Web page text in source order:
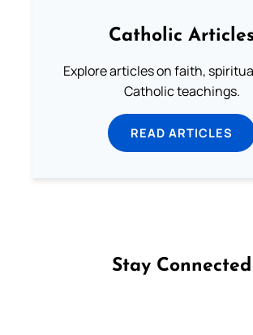
Catholic
Explore articles on faith,
Catholic teachings.
READ ARTICLES
Stay Connected